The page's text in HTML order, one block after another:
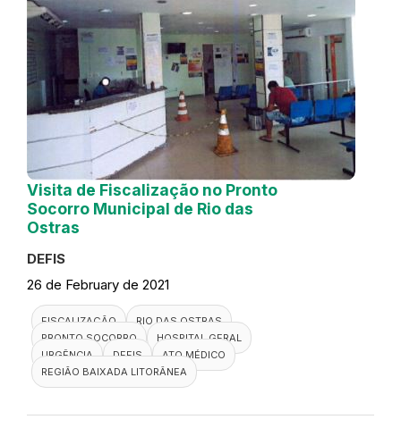
Visita de Fiscalização no Pronto
Socorro Municipal de Rio das
Ostras
DEFIS
26 de February de 2021
FISCALIZAÇÃO
RIO DAS OSTRAS
PRONTO SOCORRO
HOSPITAL GERAL
URGÊNCIA
DEFIS
ATO MÉDICO
REGIÃO BAIXADA LITORÂNEA